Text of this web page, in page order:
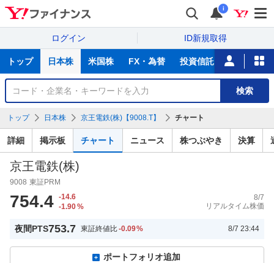
i
ログイン ID新規取得
サ
トップ 日本株 米国株 FX・為替 投資信託 ニュース
銘
検
索
検索
トップ 日本株 京王電鉄(株)【9008.T】 チャート
詳細 掲示板 チャート ニュース 株つぶやき 決算
京王電鉄(株)
9008 東証PRM
754.4 -14.6
-1.90%
8/7
リアルタイム株価
夜間PTS753.7 東証終値比-0.09% 8/7 23:44
ポートフォリオ追加